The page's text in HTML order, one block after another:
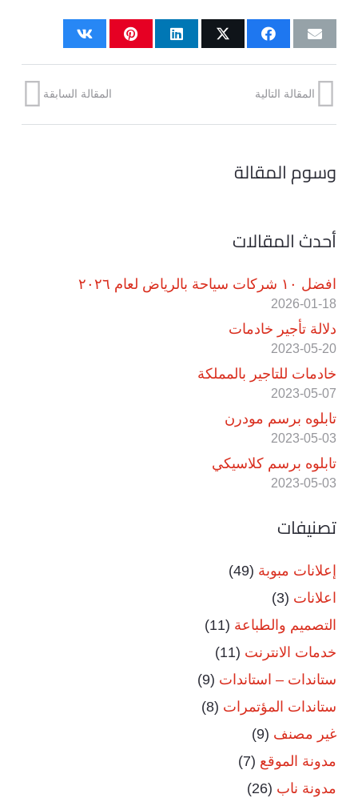
المقالة السابقة المقالة التالية
وسوم المقالة
أحدث المقالات
افضل ١٠ شركات سياحة بالرياض لعام ٢٠٢٦
2026-01-18
دلالة تأجير خادمات
2023-05-20
خادمات للتاجير بالمملكة
2023-05-07
تابلوه برسم مودرن
2023-05-03
تابلوه برسم كلاسيكي
2023-05-03
تصنيفات
إعلانات مبوبة (49)
اعلانات (3)
التصميم والطباعة (11)
خدمات الانترنت (11)
ستاندات – استاندات (9)
ستاندات المؤتمرات (8)
غير مصنف (9)
مدونة الموقع (7)
مدونة ناب (26)